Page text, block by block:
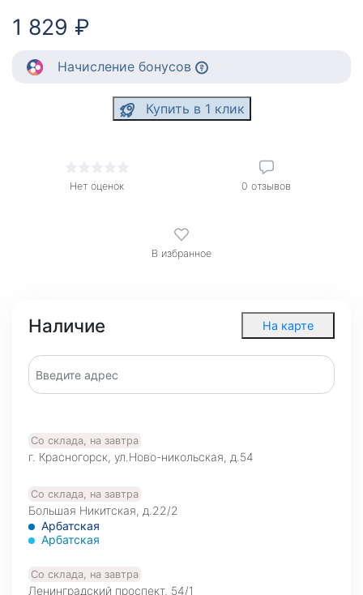
1 829 ₽
Начисление бонусов
Купить в 1 клик
Нет оценок 0 отзывов
В избранное
Наличие На карте
Со склада, на завтра
г. Красногорск, ул.Ново-никольская, д.54
Со склада, на завтра
Большая Никитская, д.22/2
Арбатская
Арбатская
Со склада, на завтра
Ленинградский проспект, 54/1